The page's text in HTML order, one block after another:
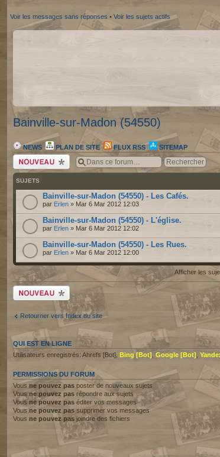
Voir les messages sans réponses • Voir les sujets actifs
Bainville-sur-Madon (54550)
NEWS PLAN DE SITE FLUX RSS
SITEMAP
Écrire un nouveau
sujet
SUJETS
Bainville-sur-Madon (54550) - Les Cafés.
par Erlen » Mar 6 Mar 2012 12:03
Bainville-sur-Madon (54550) - L'église.
par Erlen » Mar 6 Mar 2012 12:02
Bainville-sur-Madon (54550) - Les Rues.
par Erlen » Mar 6 Mar 2012 12:00
Afficher les
Écrire un nouveau
sujet
Retourner vers Index du site
QUI EST EN LIGNE
Utilisateurs enregistrés: Ahrefs [Bot], Bing [Bot],Google [Bot]
PERMISSIONS DU FORUM
Vous ne pouvez pas poster de nouveaux sujets
Vousne pouvez pas répondre aux sujets
Vousne pouvez pas éditer vos messages
Vousne pouvez pas supprimer vos messages
Vous ne pouvez pas joindre des fichiers